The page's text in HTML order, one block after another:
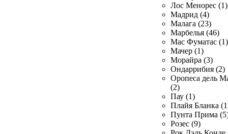
Лос Менорес (1)
Мадрид (4)
Малага (23)
Марбелья (46)
Мас Фуматас (1)
Мачер (1)
Морайра (3)
Ондаррибия (2)
Оропеса дель
(2)
Пау (1)
Плайя Бланка
Пунта Прима
Розес (9)